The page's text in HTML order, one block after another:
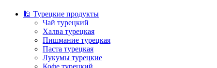
🕌 Турецкие продукты
Чай турецкий
Халва турецкая
Пишмание турецкая
Паста турецкая
Лукумы турецкие
Кофе турецкий